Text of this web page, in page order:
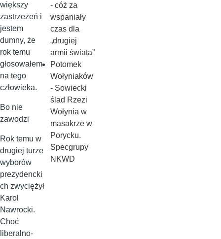
większy
zastrzeżeń i
jestem
dumny, że
rok temu
głosowałem
na tego
człowieka.
Bo nie
zawodzi
Rok temu w
drugiej turze
wyborów
prezydencki
ch zwyciężył
Karol
Nawrocki.
Choć
liberalno-
- cóż za
wspaniały
czas dla
„drugiej
armii świata”
Potomek
Wołyniaków
- Sowiecki
ślad Rzezi
Wołynia w
masakrze w
Porycku.
Specgrupy
NKWD